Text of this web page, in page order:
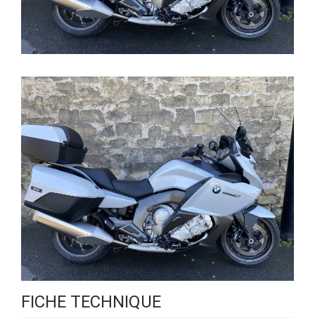
FICHE TECHNIQUE